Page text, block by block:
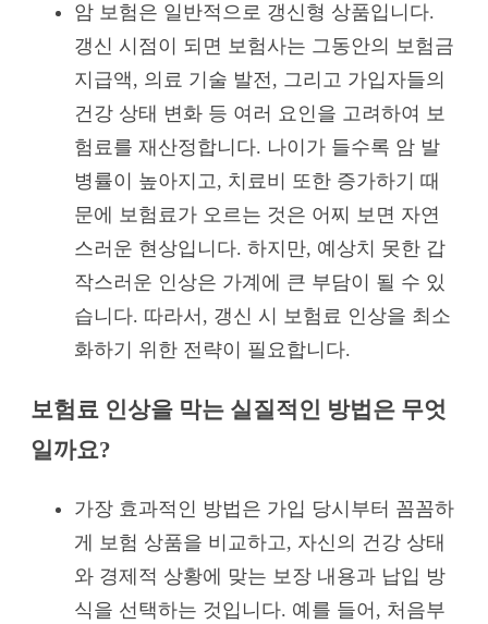
암 보험은 일반적으로 갱신형 상품입니다.
갱신 시점이 되면 보험사는 그동안의 보험금
지급액, 의료 기술 발전, 그리고 가입자들의
건강 상태 변화 등 여러 요인을 고려하여 보
험료를 재산정합니다. 나이가 들수록 암 발
병률이 높아지고, 치료비 또한 증가하기 때
문에 보험료가 오르는 것은 어찌 보면 자연
스러운 현상입니다. 하지만, 예상치 못한 갑
작스러운 인상은 가계에 큰 부담이 될 수 있
습니다. 따라서, 갱신 시 보험료 인상을 최소
화하기 위한 전략이 필요합니다.
보험료 인상을 막는 실질적인 방법은 무엇
일까요?
가장 효과적인 방법은 가입 당시부터 꼼꼼하
게 보험 상품을 비교하고, 자신의 건강 상태
와 경제적 상황에 맞는 보장 내용과 납입 방
식을 선택하는 것입니다. 예를 들어, 처음부